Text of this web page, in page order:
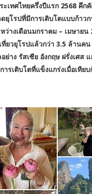
ะเทศไทยครึ่งปีแรก 2568 คึก
ยุโรปที่มีการเติบโตแบบก้าว
ว่างเดือนมกราคม – เมษายน
ยวยุโรปแล้วกว่า 3.5 ล้านค
ย่าง รัสเซีย อังกฤษ ฝรั่งเศส
ารเติบโตที่แข็งแกร่งเมื่อเทีย